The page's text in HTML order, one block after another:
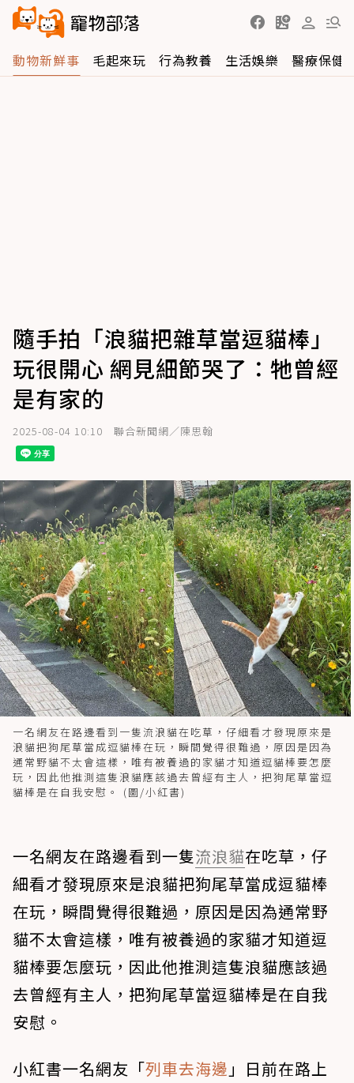
動物新鮮事 毛起來玩 行為教養 生活娛樂 醫療保健
隨手拍「浪貓把雜草當逗貓棒」
玩很開心 網見細節哭了：牠曾經
是有家的
2025-08-04 10:10 聯合新聞網／陳思翰
一名網友在路邊看到一隻流浪貓在吃草，仔細看才發現原來是
浪貓把狗尾草當成逗貓棒在玩，瞬間覺得很難過，原因是因為
通常野貓不太會這樣，唯有被養過的家貓才知道逗貓棒要怎麼
玩，因此他推測這隻浪貓應該過去曾經有主人，把狗尾草當逗
貓棒是在自我安慰。 (圖/小紅書)
一名網友在路邊看到一隻流浪貓在吃草，仔
細看才發現原來是浪貓把狗尾草當成逗貓棒
在玩，瞬間覺得很難過，原因是因為通常野
貓不太會這樣，唯有被養過的家貓才知道逗
貓棒要怎麼玩，因此他推測這隻浪貓應該過
去曾經有主人，把狗尾草當逗貓棒是在自我
安慰。
小紅書一名網友「列車去海邊 」日前在路上